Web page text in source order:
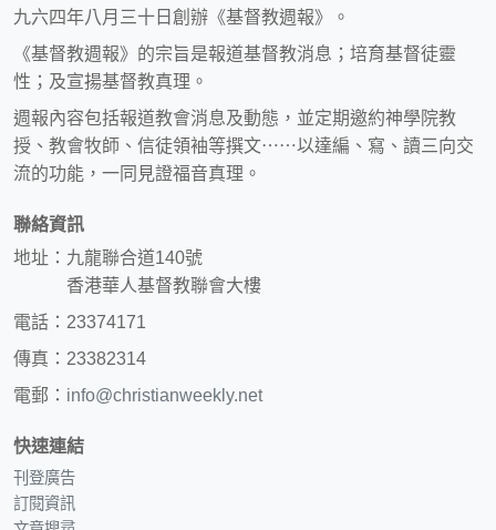
九六四年八月三十日創辦《基督教週報》。
《基督教週報》的宗旨是報道基督教消息；培育基督徒靈
性；及宣揚基督教真理。
週報內容包括報道教會消息及動態，並定期邀約神學院教
授、教會牧師、信徒領袖等撰文⋯⋯以達編、寫、讀三向交
流的功能，一同見證福音真理。
聯絡資訊
地址：九龍聯合道140號
香港華人基督教聯會大樓
電話：23374171
傳真：23382314
電郵： info@christianweekly.net
快速連結
刊登廣告
訂閱資訊